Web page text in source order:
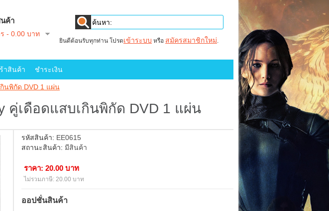
ค้า
- 0.00 บาท
ยินดีต้อนรับทุกท่าน โปรดเข้าระบบ หรือ สมัครสมาชิกใหม่.
าสินค้า ชำระเงิน
นพิกัด DVD 1 แผ่น
คู่เดือดแสบเกินพิกัด DVD 1 แผ่น
รหัสสินค้า: EE0615
สถานะสินค้า: มีสินค้า
ราคา: 20.00 บาท
ไม่รวมภาษี: 20.00 บาท
ออปชั่นสินค้า